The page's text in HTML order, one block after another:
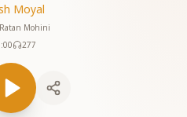
Moyal
Mohini
277